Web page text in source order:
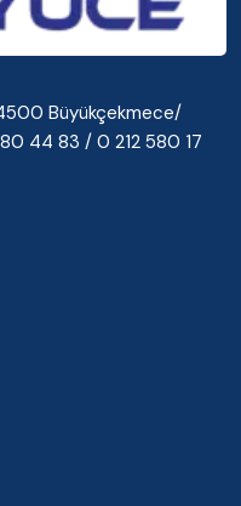
Büyükçekmece/
44 83 / 0 212 580 17